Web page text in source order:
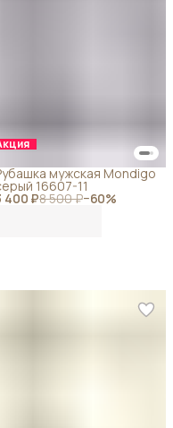
400 ₽8 500 ₽−60%
мужская Mondigo
16607-11